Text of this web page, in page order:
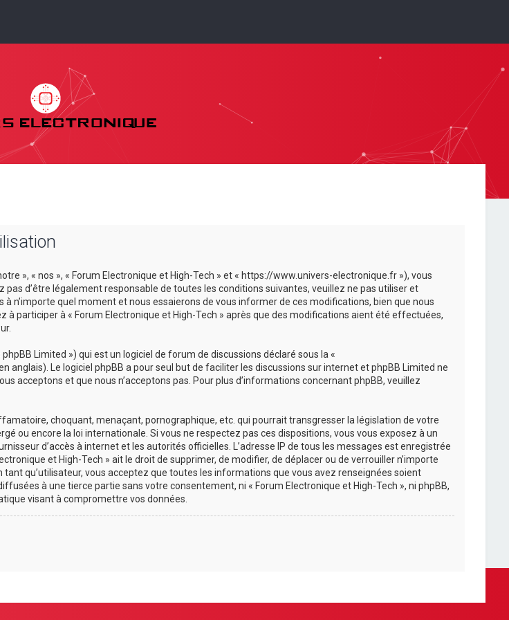
», « nos », « Forum Electronique et High-Tech » et « https://www.univers-electronique.fr »), vous
d’être légalement responsable de toutes les conditions suivantes, veuillez ne pas utiliser et
n’importe quel moment et nous essaierons de vous informer de ces modifications, bien que nous
participer à « Forum Electronique et High-Tech » après que des modifications aient été effectuées,
Limited ») qui est un logiciel de forum de discussions déclaré sous la «
anglais). Le logiciel phpBB a pour seul but de faciliter les discussions sur internet et phpBB Limited ne
acceptons et que nous n’acceptons pas. Pour plus d’informations concernant phpBB, veuillez
choquant, menaçant, pornographique, etc. qui pourrait transgresser la législation de votre
ou encore la loi internationale. Si vous ne respectez pas ces dispositions, vous vous exposez à un
d’accès à internet et les autorités officielles. L’adresse IP de tous les messages est enregistrée
et High-Tech » ait le droit de supprimer, de modifier, de déplacer ou de verrouiller n’importe
qu’utilisateur, vous acceptez que toutes les informations que vous avez renseignées soient
à une tierce partie sans votre consentement, ni « Forum Electronique et High-Tech », ni phpBB,
visant à compromettre vos données.